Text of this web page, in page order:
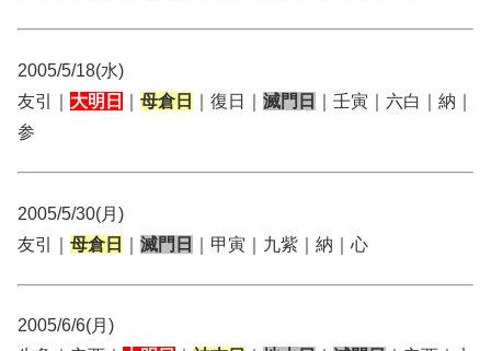
2005/5/18(水)
友引｜ 大明日 母倉日 ｜復日｜ 滅門日
｜壬寅｜六白｜納｜
参
2005/5/30(月)
友引｜ 母倉日 滅門日 ｜甲寅｜九紫｜納｜心
2005/6/6(月)